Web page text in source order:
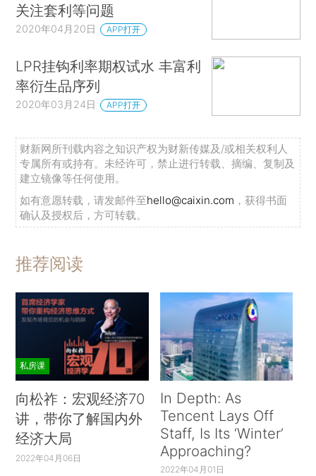
关注套利等问题
2020年04月20日 APP打开
LPR挂钩利率期权试水 丰富利
率衍生品序列
2020年03月24日 APP打开
财新网所刊载内容之知识产权为财新传媒及/或相关权利人
专属所有或持有。未经许可，禁止进行转载、摘编、复制及
建立镜像等任何使用。
如有意愿转载，请发邮件至hello@caixin.com ，获得书面
确认及授权后，方可转载。
推荐阅读
私房课
向松祚：宏观经济70
讲，带你了解国内外
经济大局
2022年04月06日
In Depth: As
Tencent Lays Off
Staff, Is Its ‘Winter’
Approaching?
2022年04月01日